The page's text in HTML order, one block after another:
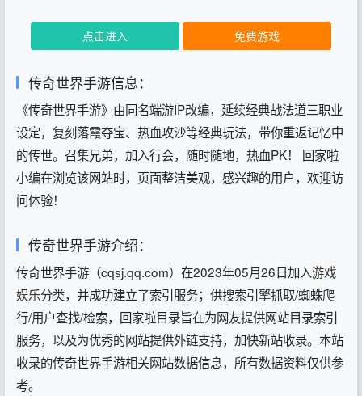
点击进入 免费游戏
传奇世界手游信息：
《传奇世界手游》由同名端游IP改编，延续经典战法道三职业
设定，复刻落霞夺宝、热血攻沙等经典玩法，带你重返记忆中
的传世。召集兄弟，加入行会，随时随地，热血PK！ 回家啦
小编在浏览该网站时，页面整洁美观，感兴趣的用户，欢迎访
问体验！
传奇世界手游介绍：
传奇世界手游（cqsj.qq.com）在2023年05月26日加入游戏
娱乐分类，并成功建立了索引服务；供搜索引擎抓取/蜘蛛爬
行/用户查找/检索，回家啦目录旨在为网友提供网站目录索引
服务，以及为优秀的网站提供外链支持，加快新站收录。本站
收录的传奇世界手游相关网站数据信息，所有数据资料仅供参
考。